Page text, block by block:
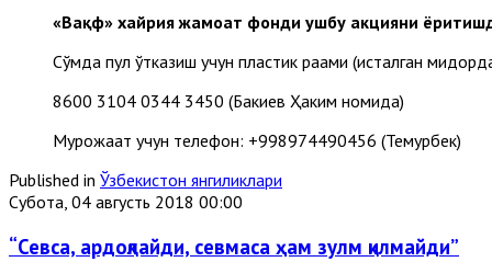
«Вақф» хайрия жамоат фонди ушбу акцияни
Сўмда пул ўтказиш учун пластик рақами (исталган
8600 3104 0344 3450 (Бакиев Ҳаким номида)
Мурожаат учун телефон: +998974490456 (Темурбек)
Published in Ўзбекистон янгиликлари
Субота, 04 августь 2018 00:00
“Севса, ардоқлайди, севмаса ҳам зулм қилмайди”